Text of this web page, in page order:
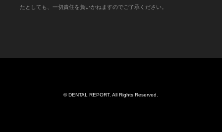
たとしても、一切責任を負いかねますのでご了承ください。
©DENTAL REPORT. All Rights Reserved.